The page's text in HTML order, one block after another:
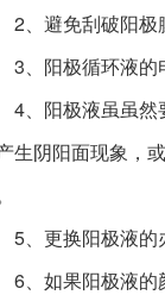
2、避免刮破阳
3、阳极循环液
4、阳极液虽虽
生阴阳面现象，
5、更换阳极液
6、如果阳极液